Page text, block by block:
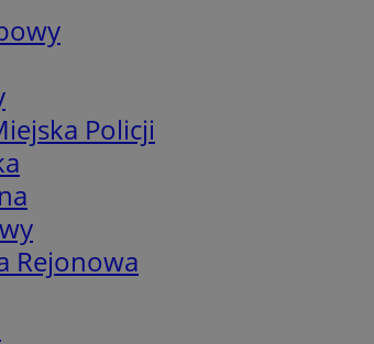
Policji
Rejonowa